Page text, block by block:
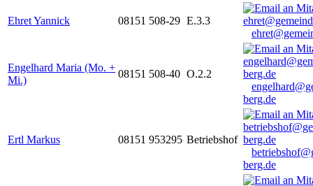
Ehret Yannick 08151 508-29 E.3.3
Engelhard Maria (Mo. +
Mi.)
08151 508-40 O.2.2
berg.de
Ertl Markus 08151 953295 Betriebshof
berg.de